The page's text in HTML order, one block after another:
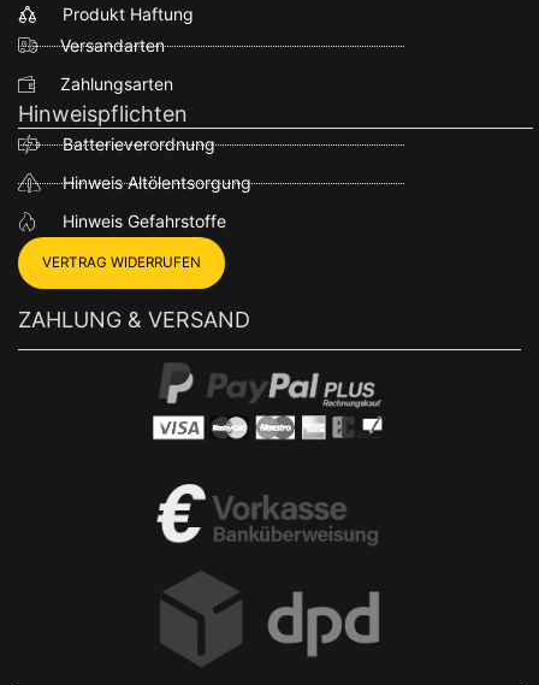
Produkt Haftung
Versandarten
Zahlungsarten
Hinweispflichten
Batterieverordnung
Hinweis Altölentsorgung
Hinweis Gefahrstoffe
VERTRAG WIDERRUFEN
ZAHLUNG & VERSAND